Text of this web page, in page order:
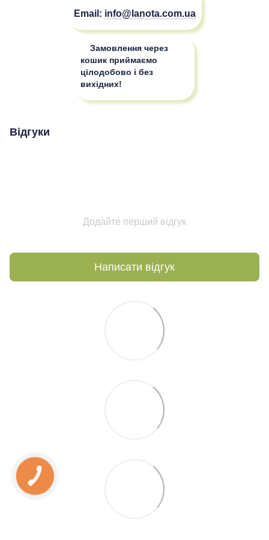
Email: info@lanota.com.ua
Замовлення через
кошик приймаємо
цілодобово і без
вихідних!
Відгуки
Додайте перший відгук
Написати відгук